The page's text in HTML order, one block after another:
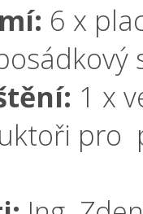
6 x
1 x
pro